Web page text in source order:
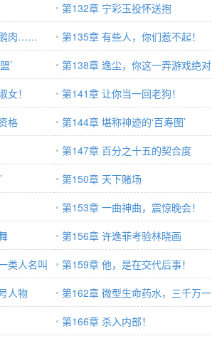
第132章 宁彩玉投怀送抱
鹅肉……
第135章 有些人，你们惹不起！
’
第138章 逸尘，你这一弄游戏绝对
要倒
！
第141章 让你当一回老狗！
格
第144章 堪称神迹的‘百寿图’
第147章 百分之十五的契合度
第150章 天下赌场
第153章 一曲神曲，震惊晚会！
第156章 许逸菲考验林晓画
类人名叫
第159章 他，是在交代后事！
人物
第162章 微型生命药水，三千万一
滴第166章 杀入内部！